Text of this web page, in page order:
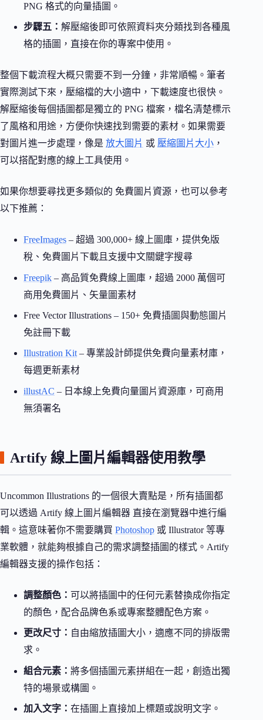
PNG 格式的向量插圖。
步驟五： 解壓縮後即可依照資料夾分類找到各種風
格的插圖，直接在你的專案中使用。
整個下載流程大概只需要不到一分鐘，非常順暢。筆者
實際測試下來，壓縮檔的大小適中，下載速度也很快。
解壓縮後每個插圖都是獨立的 PNG 檔案，檔名清楚標示
了風格和用途，方便你快速找到需要的素材。如果需要
對圖片進一步處理，像是 放大圖片 或 壓縮圖片大小 ，
可以搭配對應的線上工具使用。
如果你想要尋找更多類似的 免費圖片資源，也可以參考
以下推薦：
FreeImages – 超過 300,000+ 線上圖庫，提供免版
稅、免費圖片下載且支援中文關鍵字搜尋
Freepik – 高品質免費線上圖庫，超過 2000 萬個可
商用免費圖片、矢量圖素材
Free Vector Illustrations – 150+ 免費插圖與動態圖片
免註冊下載
Illustration Kit– 專業設計師提供免費向量素材庫，
每週更新素材
illustAC – 日本線上免費向量圖片資源庫，可商用
無須署名
Artify 線上圖片編輯器使用教學
Uncommon Illustrations 的一個很大賣點是，所有插圖都
可以透過 Artify 線上圖片編輯器 直接在瀏覽器中進行編
輯。這意味著你不需要購買 Photoshop 或 Illustrator 等專
業軟體，就能夠根據自己的需求調整插圖的樣式。Artify
編輯器支援的操作包括：
調整顏色： 可以將插圖中的任何元素替換成你指定
的顏色，配合品牌色系或專案整體配色方案。
更改尺寸： 自由縮放插圖大小，適應不同的排版需
求。
組合元素： 將多個插圖元素拼組在一起，創造出獨
特的場景或構圖。
加入文字： 在插圖上直接加上標題或說明文字。